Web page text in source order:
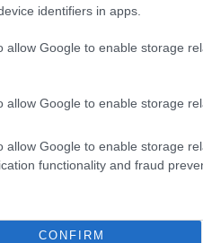
identifiers in apps.
allow Google to enable storage
allow Google to enable storage
allow Google to enable storage
functionality and fraud
CONFIRM
Prossimo articolo
Invia un Comunicato